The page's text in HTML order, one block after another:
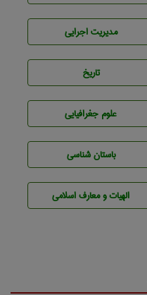
مديريت اجرايی
تاريخ
علوم جغرافيايی
باستان شناسی
الهیات و معارف اسلامی